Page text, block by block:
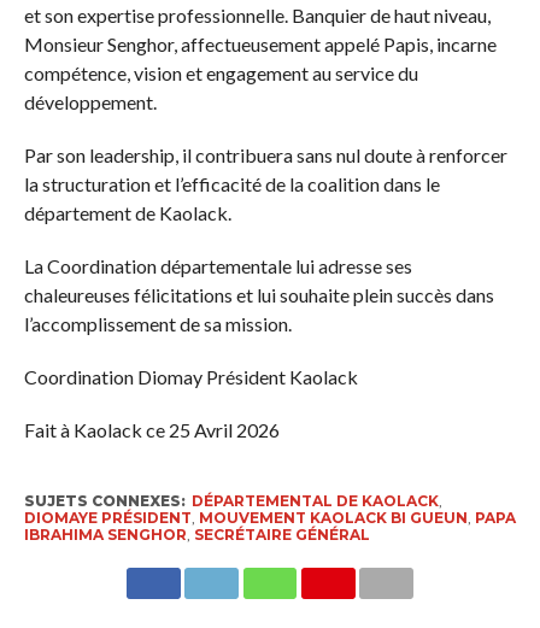
et son expertise professionnelle. Banquier de haut niveau,
Monsieur Senghor, affectueusement appelé Papis, incarne
compétence, vision et engagement au service du
développement.
Par son leadership, il contribuera sans nul doute à renforcer
la structuration et l’efficacité de la coalition dans le
département de Kaolack.
La Coordination départementale lui adresse ses
chaleureuses félicitations et lui souhaite plein succès dans
l’accomplissement de sa mission.
Coordination Diomay Président Kaolack
Fait à Kaolack ce 25 Avril 2026
SUJETS CONNEXES: DÉPARTEMENTAL DE KAOLACK,
DIOMAYE PRÉSIDENT, MOUVEMENT KAOLACK BI GUEUN, PAPA
IBRAHIMA SENGHOR, SECRÉTAIRE GÉNÉRAL